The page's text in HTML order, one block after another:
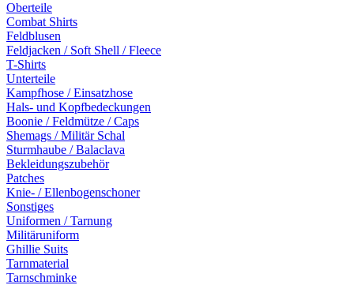
Oberteile
Combat Shirts
Feldblusen
Feldjacken / Soft Shell / Fleece
T-Shirts
Unterteile
Kampfhose / Einsatzhose
Hals- und Kopfbedeckungen
Boonie / Feldmütze / Caps
Shemags / Militär Schal
Sturmhaube / Balaclava
Bekleidungszubehör
Patches
Knie- / Ellenbogenschoner
Sonstiges
Uniformen / Tarnung
Militäruniform
Ghillie Suits
Tarnmaterial
Tarnschminke